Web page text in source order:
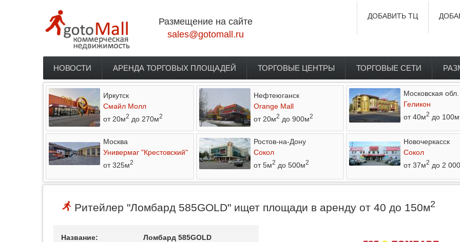
Размещение на сайте
sales@gotomall.ru
ДОБАВИТЬ ТЦ
Главное меню
НОВОСТИ АРЕНДА ТОРГОВЫХ ПЛОЩАДЕЙ ТОРГОВЫЕ ЦЕНТРЫ ТОРГОВЫЕ СЕТИ
Иркутск
Смайл Молл
от 20м2 до 270м2
Нефтеюганск
Orange Mall
от 20м2 до 900м2
Московская обл.
Геликон
от 40м2 до 100м
Москва
Универмаг "Крестовский"
от 325м2
Ростов-на-Дону
Сокол
от 5м2 до 500м2
Новочеркасск
Сокол
от 37м2 до 2
Ритейлер "Ломбард 585GOLD" ищет площади в аренду от 40 до 150м2
Название:
Ломбард 585GOLD